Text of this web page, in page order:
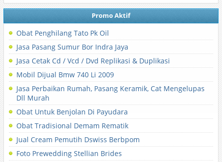
Promo Aktif
Obat Penghilang Tato Pk Oil
Jasa Pasang Sumur Bor Indra Jaya
Jasa Cetak Cd / Vcd / Dvd Replikasi & Duplikasi
Mobil Dijual Bmw 740 Li 2009
Jasa Perbaikan Rumah, Pasang Keramik, Cat Mengelupas
Dll Murah
Obat Untuk Benjolan Di Payudara
Obat Tradisional Demam Rematik
Jual Cream Pemutih Dswiss Berbpom
Foto Prewedding Stellian Brides